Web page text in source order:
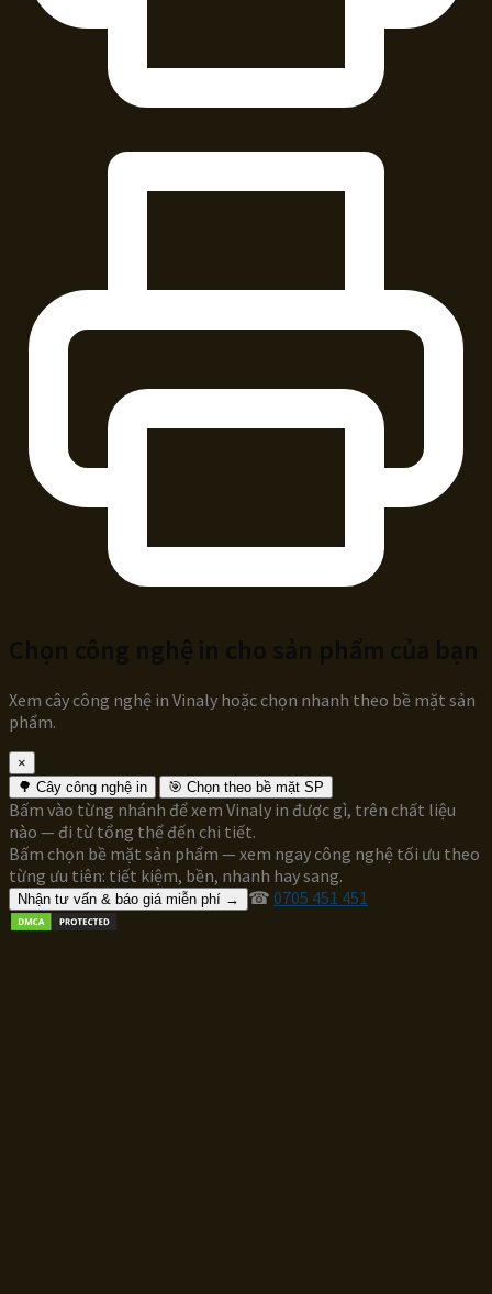
Xem cây công nghệ in Vinaly hoặc chọn nhanh theo bề mặt sản
phẩm.
×
🌳 Cây công nghệ in
🎯 Chọn theo bề mặt SP
Bấm vào từng nhánh để xem Vinaly in được gì, trên chất liệu
nào — đi từ tổng thể đến chi tiết.
Bấm chọn bề mặt sản phẩm — xem ngay công nghệ tối ưu theo
từng ưu tiên: tiết kiệm, bền, nhanh hay sang.
Nhận tư vấn & báo giá miễn phí → ☎ 0705 451 451